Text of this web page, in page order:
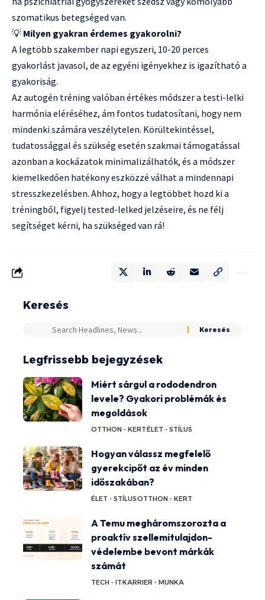
szomatikus betegséged van.
💡 Milyen gyakran érdemes gyakorolni?
A legtöbb szakember napi egyszeri, 10-20 perces
gyakorlást javasol, de az egyéni igényekhez is igazítható a
gyakoriság.
Az autogén tréning valóban értékes módszer a testi-lelki
harmónia eléréséhez, ám fontos tudatosítani, hogy nem
mindenki számára veszélytelen. Körültekintéssel,
tudatossággal és szükség esetén szakmai támogatással
azonban a kockázatok minimalizálhatók, és a módszer
kiemelkedően hatékony eszközzé válhat a mindennapi
stresszkezelésben. Ahhoz, hogy a legtöbbet hozd ki a
tréningből, figyelj tested-lelked jelzéseire, és ne félj
segítséget kérni, ha szükséged van rá!
Keresés
Legfrissebb bejegyzések
Miért sárgul a rododendron
levele? Gyakori problémák és
megoldások
OTTHON - KERTÉLET - STÍLUS
Hogyan válassz megfelelő
gyerekcipőt az év minden
időszakában?
ÉLET - STÍLUSOTTHON - KERT
A Temu megháromszorozta a
proaktív szellemitulajdon-
védelembe bevont márkák
számát
TECH - ITKARRIER - MUNKA